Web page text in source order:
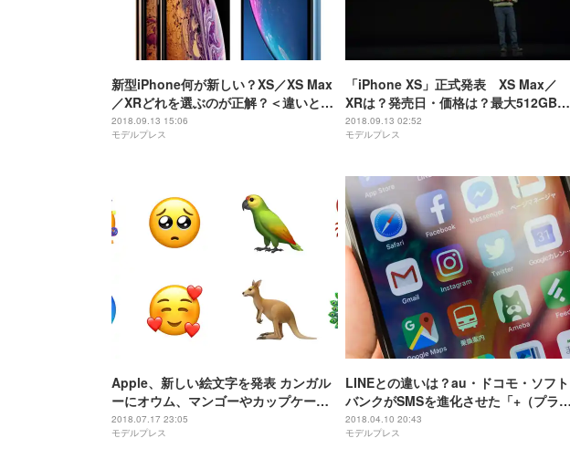
新型iPhone何が新しい？XS／XS Max
／XRどれを選ぶのが正解？＜違いと共
通点まとめ＞
2018.09.13 15:06
モデルプレス
「iPhone XS」正式発表 XS Max／
XRは？発売日・価格は？最大512GB、
大画面・豊富なカラー展開 ＜スペック
まとめ＞
2018.09.13 02:52
モデルプレス
Apple、新しい絵文字を発表 カンガル
ーにオウム、マンゴーやカップケーキ
も
2018.07.17 23:05
モデルプレス
LINEとの違いは？au・ドコモ・ソフト
バンクがSMSを進化させた「+（プラ
ス）メッセージ」発表
2018.04.10 20:43
モデルプレス